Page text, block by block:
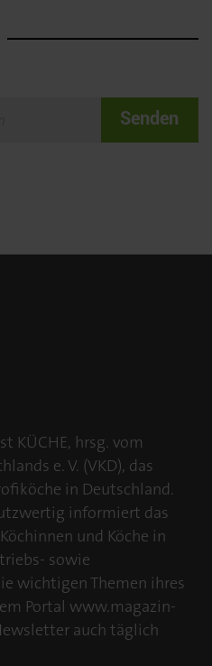
Senden
KÜCHE, hrsg. vom
e. V. (VKD), das
in Deutschland.
informiert das
und Köche in
sowie
wichtigen Themen ihres
Portal www.magazin-
auch täglich